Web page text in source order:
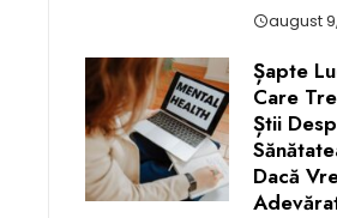
august
Șapte
Care
Știi
Dacă